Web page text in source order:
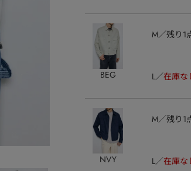
BEG
M 残り1
L 在庫な
NVY
M 残り1
L 在庫な